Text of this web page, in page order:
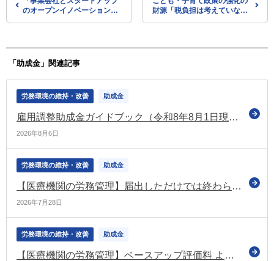
のオープンイノベーション促
財源「税負担は考えていな
「助成金」関連記事
労務環境の維持・改善 助成金
雇用調整助成金ガイドブック（令和8年8月1日現在版）を公表
2026年8月6日
労務環境の維持・改善 助成金
【医療機関の労務管理】届出しただけでは終わらない！ ベースアップ評価料「中間報告」と「実績報告」で押さえておきたいポイント
2026年7月28日
労務環境の維持・改善 助成金
【医療機関の労務管理】ベースアップ評価料 よくある質問Q&A ～届出後に迷いやすいポイント整理～